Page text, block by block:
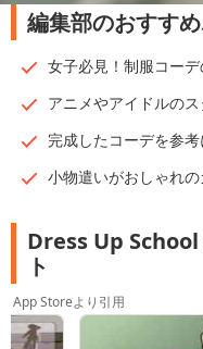
編集部のおすす
女子必見！制服コー
アニメやアイドルの
完成したコーデを参考
小物遣いがおしゃれ
Dress Up
ト
App Storeより引用